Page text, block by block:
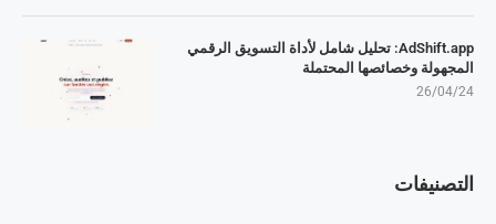
AdShift.app: تحليل شامل لأداة التسويق الرقمي
المجهولة وخصائصها المحتملة
26/04/24
التصنيفات